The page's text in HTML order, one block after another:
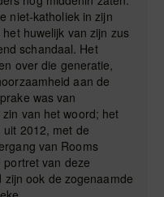
niet-katholiek in zijn
huwelijk van zijn zus
schandaal. Het
over die generatie,
aan de
was van
van het woord; het
uit 2012, met de
van Rooms
portret van deze
ook de zogenaamde